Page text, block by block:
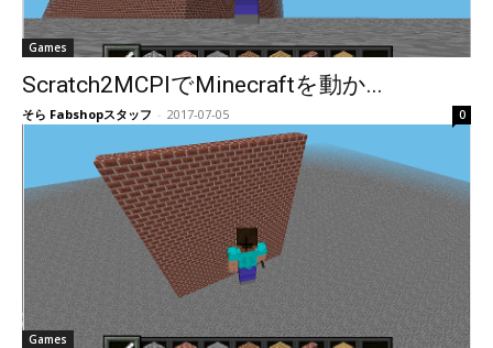
Games
Scratch2MCPIでMinecraftを動か...
そら Fabshopスタッフ - 2017-07-05 0
Games